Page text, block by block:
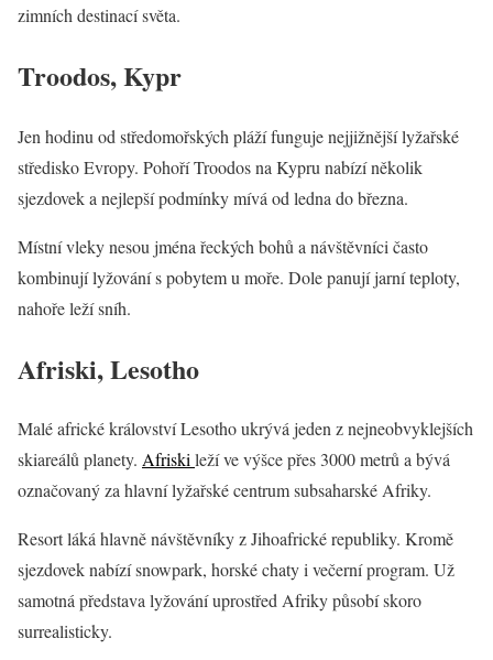
zimních destinací světa.
Troodos, Kypr
Jen hodinu od středomořských pláží funguje nejjižnější lyžařské
středisko Evropy. Pohoří Troodos na Kypru nabízí několik
sjezdovek a nejlepší podmínky mívá od ledna do března.
Místní vleky nesou jména řeckých bohů a návštěvníci často
kombinují lyžování s pobytem u moře. Dole panují jarní teploty,
nahoře leží sníh.
Afriski, Lesotho
Malé africké království Lesotho ukrývá jeden z nejneobvyklejších
skiareálů planety. Afriskileží ve výšce přes 3000 metrů a bývá
označovaný za hlavní lyžařské centrum subsaharské Afriky.
Resort láká hlavně návštěvníky z Jihoafrické republiky. Kromě
sjezdovek nabízí snowpark, horské chaty i večerní program. Už
samotná představa lyžování uprostřed Afriky působí skoro
surrealisticky.